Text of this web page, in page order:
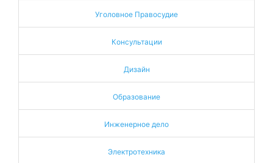
Уголовное Правосудие
Консультации
Дизайн
Образование
Инженерное дело
Электротехника